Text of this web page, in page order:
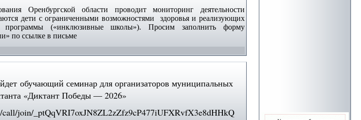
Оренбургской области проводит мониторинг деятельности
дети с ограниченными возможностями здоровья и реализующих
программы («инклюзивные школы»). Просим заполнить форму
по ссылке в письме
обучающий семинар для организаторов муниципальных
«Диктант Победы — 2026»
join/_ptQqVRI7oxJN8ZL2zZfz9cP477iUFXRvfX3e8dHHkQ